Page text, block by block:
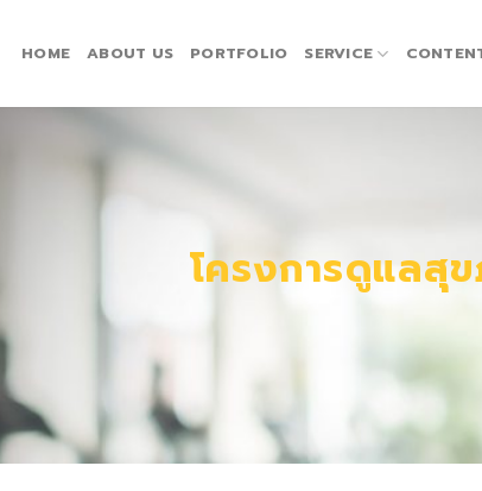
HOME ABOUT US PORTFOLIO SERVICE
โครงการดูแลสุ